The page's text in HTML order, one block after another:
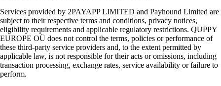
Services provided by 2PAYAPP LIMITED and Payhound Limited are
subject to their respective terms and conditions, privacy notices,
eligibility requirements and applicable regulatory restrictions. QUPPY
EUROPE OÜ does not control the terms, policies or performance of
these third-party service providers and, to the extent permitted by
applicable law, is not responsible for their acts or omissions, including
transaction processing, exchange rates, service availability or failure to
perform.